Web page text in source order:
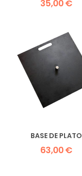
35,00 €
BASE DE PLATO
63,00 €